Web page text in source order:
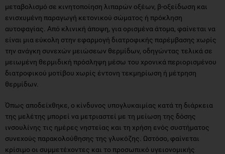
μεταβολισμό σε κινητοποίηση λιπαρών οξέων, β-οξείδωση και
ενισχυμένη παραγωγή κετονικού σώματος ή πρόκληση
αυτοφαγίας. Από κλινική άποψη, για ορισμένα άτομα, φαίνεται να
είναι μια εύκολη στην εφαρμογή διατροφικής παρέμβασης χωρίς
την ανάγκη συνεχών μειώσεων θερμίδων, οδηγώντας τελικά σε
μειωμένη θερμιδική πρόσληψη μέσω του χρονικά περιορισμένου
διατροφικού μοτίβου χωρίς έντονη τεκμηρίωση ή μέτρηση
θερμίδων.
Όπως αποδείχθηκε, ο κίνδυνος υπογλυκαιμίας κατά τη διάρκεια
της μελέτης μπορεί να μετριαστεί με τη μείωση της δόσης
ινσουλίνης τις ημέρες νηστείας και τη χρήση ενός συστήματος
συνεχούς παρακολούθησης της γλυκόζης. Ωστόσο, φαίνεται
κρίσιμο οι συμμετέχοντες και το προσωπικό υγειονομικής